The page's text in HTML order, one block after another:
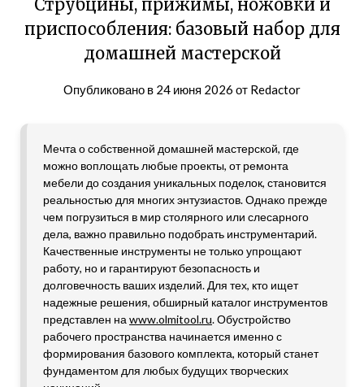
Струбцины, прижимы, ножовки и
приспособления: базовый набор для
домашней мастерской
Опубликовано в 24 июня 2026 от Redactor
Мечта о собственной домашней мастерской, где
можно воплощать любые проекты, от ремонта
мебели до создания уникальных поделок, становится
реальностью для многих энтузиастов. Однако прежде
чем погрузиться в мир столярного или слесарного
дела, важно правильно подобрать инструментарий.
Качественные инструменты не только упрощают
работу, но и гарантируют безопасность и
долговечность ваших изделий. Для тех, кто ищет
надежные решения, обширный каталог инструментов
представлен на www.olmitool.ru. Обустройство
рабочего пространства начинается именно с
формирования базового комплекта, который станет
фундаментом для любых будущих творческих